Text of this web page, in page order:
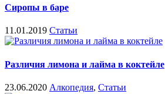
Сиропы в баре
11.01.2019 Статьи
Различия лимона и лайма в коктейле
23.06.2020 Алкопедия, Статьи